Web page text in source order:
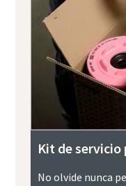
Kit de servicio
No olvide nunca